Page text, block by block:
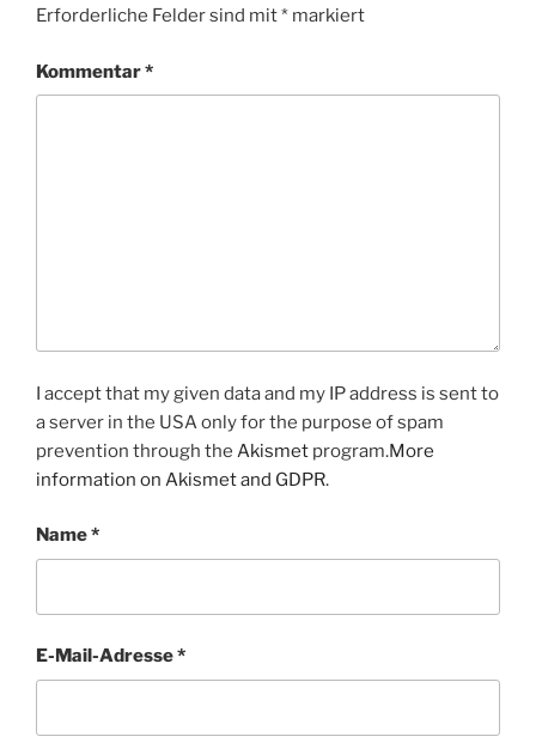
Erforderliche Felder sind mit* markiert
Kommentar*
I accept that my given data and my IP address is sent to
a server in the USA only for the purpose of spam
prevention through the Akismet program.More
information on Akismet and GDPR.
Name*
E-Mail-Adresse*